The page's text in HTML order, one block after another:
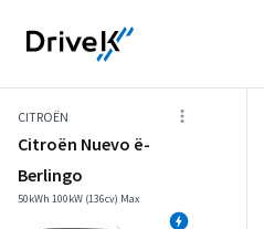
CITROËN
Citroën Nuevo ë-
Berlingo
50kWh 100kW (136cv) Max